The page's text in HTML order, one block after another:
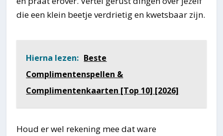
die een klein beetje verdrietig en kwetsbaar zijn.
Hierna lezen: Beste
Complimentenspellen &
Complimentenkaarten [Top 10] [2026]
Houd er wel rekening mee dat ware